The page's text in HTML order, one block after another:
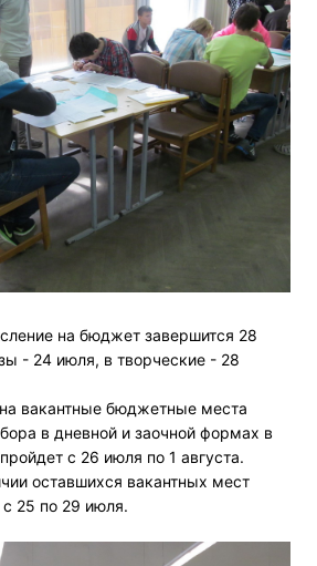
на бюджет завершится 28
- 24 июля, в творческие - 28
вакантные бюджетные места
в дневной и заочной формах в
с 26 июля по 1 августа.
оставшихся вакантных мест
25 по 29 июля.